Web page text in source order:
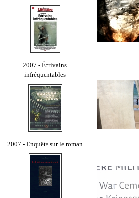
2007 - Écrivains
infréquentables
2007 - Enquête sur le roman